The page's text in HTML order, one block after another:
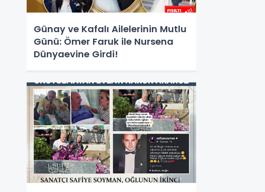
Günay ve Kafalı Ailelerinin Mutlu
Günü: Ömer Faruk ile Nursena
Dünyaevine Girdi!